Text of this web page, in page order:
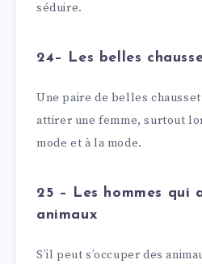
séduire.
24– Les belles
Une paire de belles
attirer une femme, surtout
mode et à la mode.
25 – Les hommes qui
animaux
S’il peut s’occuper des